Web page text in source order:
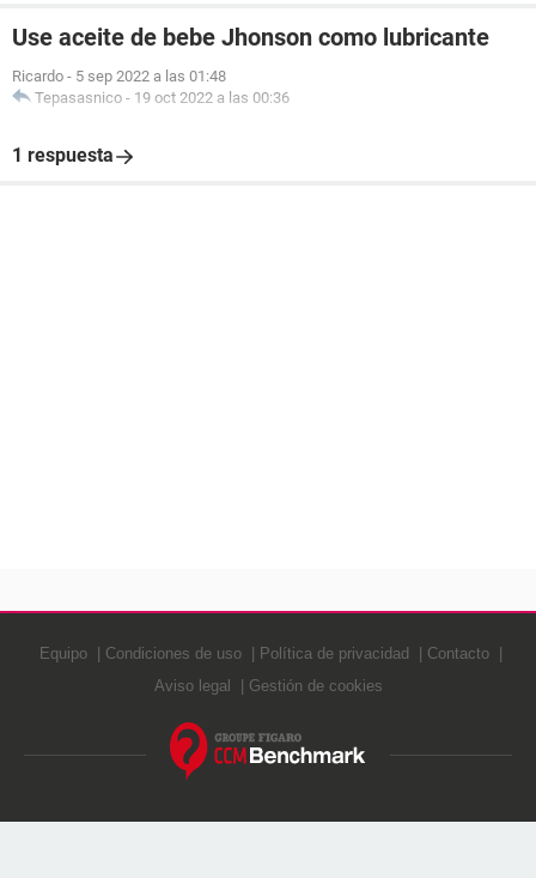
Use aceite de bebe Jhonson como lubricante
Ricardo - 5 sep 2022 a las 01:48
Tepasasnico - 19 oct 2022 a las 00:36
1 respuesta
Equipo Condiciones de uso Política de privacidad
Contacto
Aviso legal
Gestión de cookies